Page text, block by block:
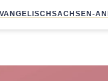
SACHSEN-